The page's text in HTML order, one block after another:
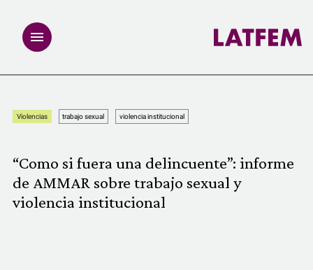
MULTIMEDIA
REDACCIÓN ABIERTA
Violencias trabajo sexual violencia institucional
“Como si fuera una delincuente”: informe
de AMMAR sobre trabajo sexual y
violencia institucional